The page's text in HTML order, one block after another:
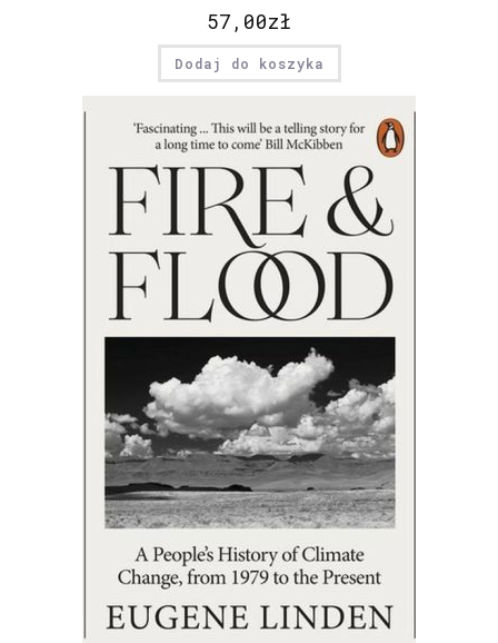
57,00zł
Dodaj do koszyka